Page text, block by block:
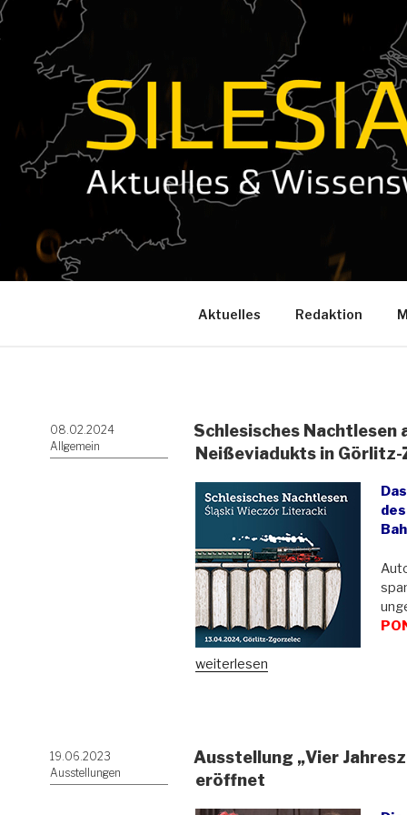
Zum
Inhalt
springen
Aktuelles Redaktion
Veröffentlicht
am
08.02.2024
Allgemein
Schlesisches Nachtlesen
Neißeviadukts in
„Schlesisches
des
Neißeviadukts
weiterlesen
Veröffentlicht
am
19.06.2023
Ausstellungen
Ausstellung „Vier
eröffnet